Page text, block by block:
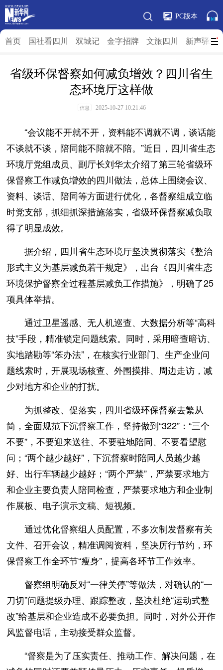
PC版本
首页 国社看四川 双城记 金字招牌 文旅四川 新声驿站
省级环保督察如何减负增效？四川省生
态环境厅这样做
信息 2025-10-27 10:21:46
“会议能不开就不开，资料能不调就不调，谈话能
不谈就不谈，陪同能不陪就不陪。”近日，四川省生态
环境厅党组成员、副厅长刘华太介绍了第三轮省级环
保督察工作减负增效的四川做法，总体上围绕会议、
资料、谈话、陪同等方面进行优化，各督察组成立临
时党支部，抓细抓深措施落实，省级环保督察减负取
得了明显成效。
据介绍，四川省生态环境厅坚决贯彻落实《整治
形式主义为基层减负若干规定》，出台《四川省生态
环境保护督察全过程基层减负工作措施》，明确了25
项具体举措。
通过卫星遥感、无人机巡查、大数据分析等“高科
技”手段，精准锁定问题线索。同时，采用暗查暗访、
实地踏勘等“笨办法”，在核实行业部门、生产企业问
题线索时，开展现场核查、外围摸排、周边走访，减
少对地方和企业的打扰。
为抓整改、促落实，四川省级环保督察去繁从
简，全面规范下沉督察工作，坚持做到“322”：“三个
不要”，不要迎来送往、不要驻地陪同、不要看望慰
问；“两个越少越好”，下沉督察时陪同人员越少越
好、出行车辆越少越好；“两个严禁”，严禁要求地方
和企业主要负责人陪同检查，严禁要求地方和企业制
作展板、电子演示文稿、短视频。
通过优化督察组人员配置，不多次制发督察有关
文件、召开会议，精准调阅资料，坚决厉行节约，环
保督察工作全环节“瘦身”，提高各环节工作效率。
督察组明确反对“一律关停”等做法，对确认的“一
刀切”问题提级办理、跟踪整改，坚决杜绝“运动式整
改”给基层和企业造成不必要负担。同时，对外公开作
风监督电话，主动接受群众监督。
“督察是为了压实责任、推动工作、解决问题，在